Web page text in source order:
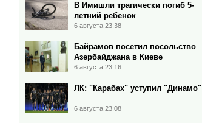
В Имишли трагически погиб 5-
летний ребенок
6 августа 23:38
Байрамов посетил посольство
Азербайджана в Киеве
6 августа 23:16
ЛК: "Карабах" уступил "Динамо"
6 августа 23:08